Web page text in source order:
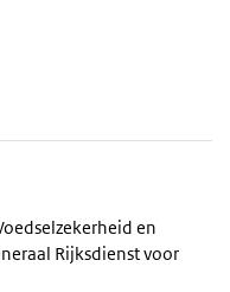
en
Rijksdienst voor